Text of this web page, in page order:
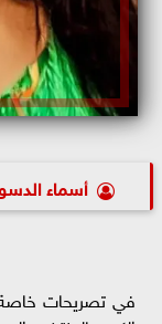
أسماء
​في تصريحات خاصة